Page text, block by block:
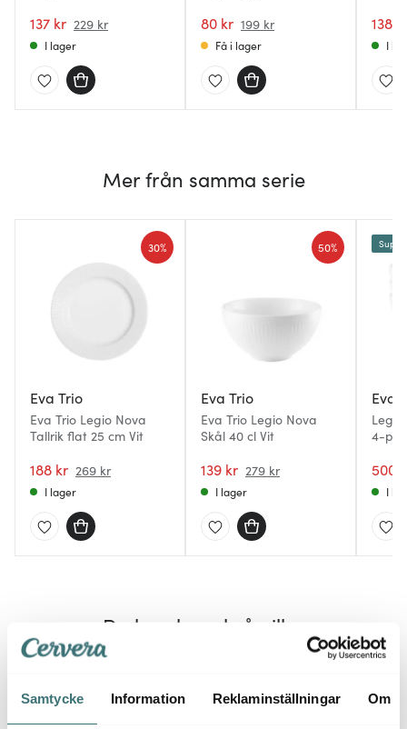
Samtycke Information Reklaminställningar Om
137 kr 229 kr
I lager
80 kr 199 kr
Få i lager
138
I
Mer från samma serie
Eva Trio
Eva Trio Legio Nova
Tallrik flat 25 cm Vit
188 kr 269 kr
30%
I lager
Eva Trio
Eva Trio Legio Nova
Skål 40 cl Vit
139 kr 279 kr
50%
I lager
Eva
4-
500
I
Du kanske också gillar
30%